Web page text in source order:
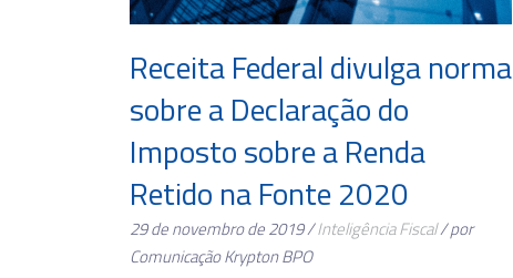
Receita Federal divulga norma
sobre a Declaração do
Imposto sobre a Renda
Retido na Fonte 2020
29 de novembro de 2019 /Inteligência Fiscal/ por
Comunicação Krypton BPO